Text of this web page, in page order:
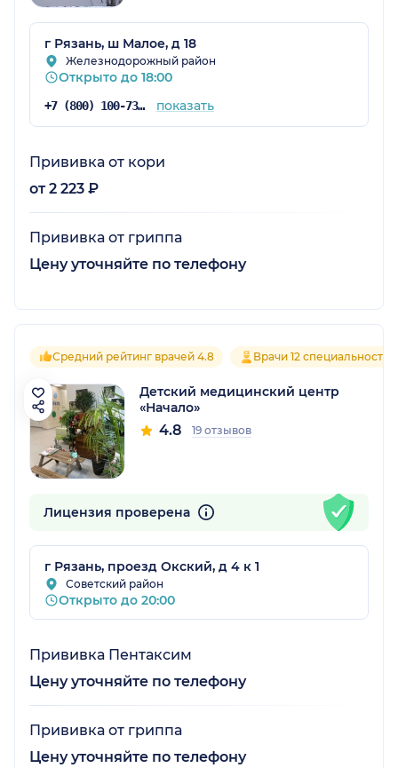
г Рязань, ш Малое, д 18
Железнодорожный район
Открыто до 18:00
+7 (800) 100-73-75 показать
Прививка от кори
от 2 223 ₽
Прививка от гриппа
Цену уточняйте по телефону
Средний рейтинг врачей 4.8 Врачи 12 специальностей
Детский медицинский центр
«Начало»
4.8 19 отзывов
Лицензия проверена
г Рязань, проезд Окский, д 4 к 1
Советский район
Открыто до 20:00
Прививка Пентаксим
Цену уточняйте по телефону
Прививка от гриппа
Цену уточняйте по телефону